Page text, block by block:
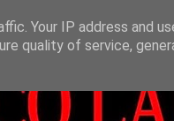
Your IP address and
quality of service,